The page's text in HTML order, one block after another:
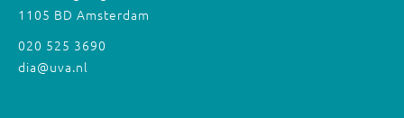
1105 BD Amsterdam
020 525 3690
dia@uva.nl